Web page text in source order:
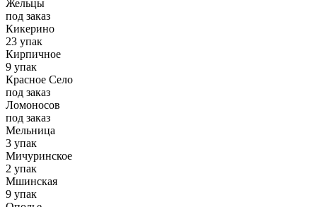
Жельцы
под заказ
Кикерино
23 упак
Кирпичное
9 упак
Красное Село
под заказ
Ломоносов
под заказ
Мельница
3 упак
Мичуринское
2 упак
Мшинская
9 упак